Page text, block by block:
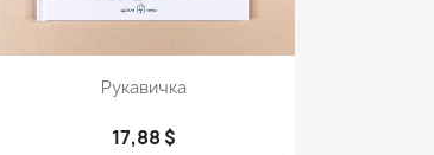
Просмотр
Рукавичка
17,88 $